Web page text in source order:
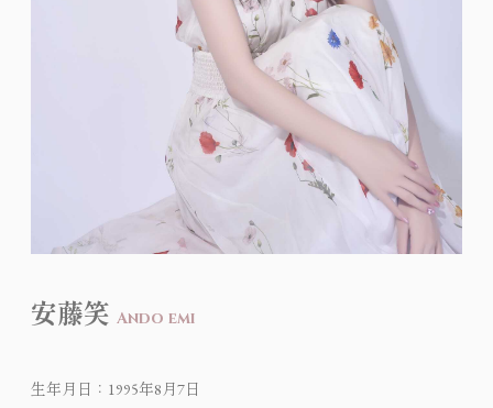
安藤笑 Ando emi
生年月日：1995年8月7日